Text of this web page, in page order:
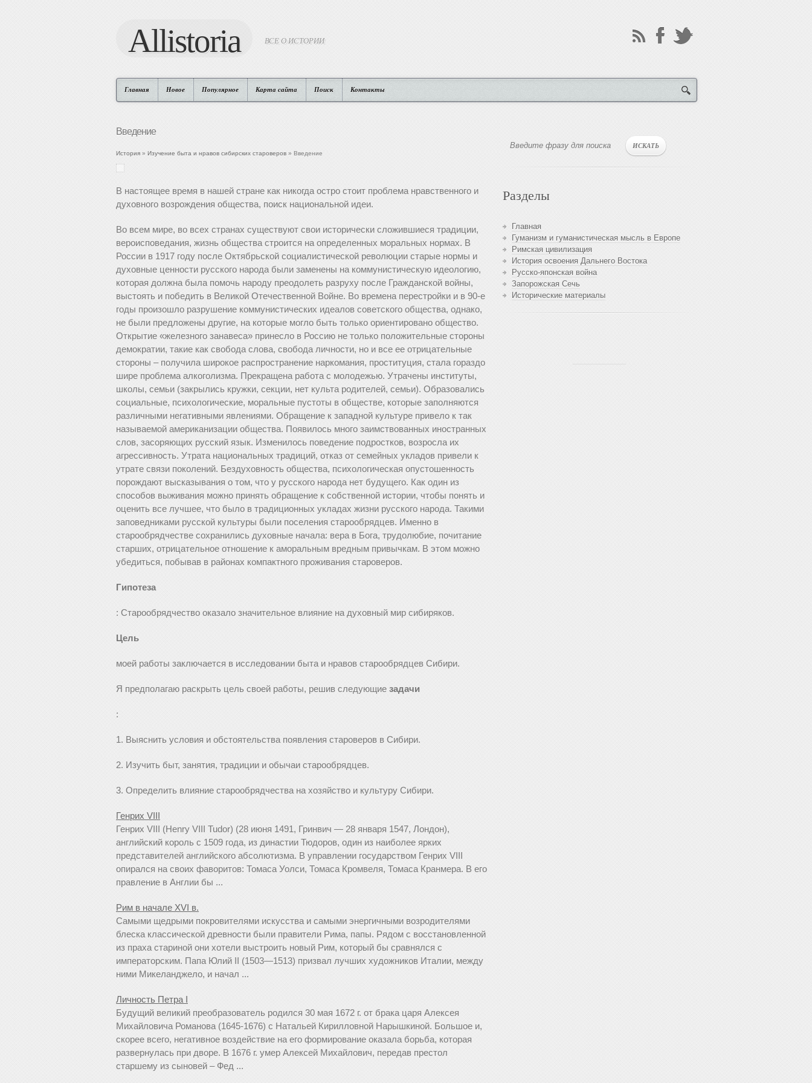
Allistoria ВСЕ О ИСТОРИИ
Главная Новое Популярное Карта сайта Поиск Контакты
Введение
История » Изучение быта и нравов сибирских староверов » Введение
В настоящее время в нашей стране как никогда остро стоит проблема нравственного и
духовного возрождения общества, поиск национальной идеи.
Во всем мире, во всех странах существуют свои исторически сложившиеся традиции,
вероисповедания, жизнь общества строится на определенных моральных нормах. В
России в 1917 году после Октябрьской социалистической революции старые нормы и
духовные ценности русского народа были заменены на коммунистическую идеологию,
которая должна была помочь народу преодолеть разруху после Гражданской войны,
выстоять и победить в Великой Отечественной Войне. Во времена перестройки и в 90-е
годы произошло разрушение коммунистических идеалов советского общества, однако,
не были предложены другие, на которые могло быть только ориентировано общество.
Открытие «железного занавеса» принесло в Россию не только положительные стороны
демократии, такие как свобода слова, свобода личности, но и все ее отрицательные
стороны – получила широкое распространение наркомания, проституция, стала гораздо
шире проблема алкоголизма. Прекращена работа с молодежью. Утрачены институты,
школы, семьи (закрылись кружки, секции, нет культа родителей, семьи). Образовались
социальные, психологические, моральные пустоты в обществе, которые заполняются
различными негативными явлениями. Обращение к западной культуре привело к так
называемой американизации общества. Появилось много заимствованных иностранных
слов, засоряющих русский язык. Изменилось поведение подростков, возросла их
агрессивность. Утрата национальных традиций, отказ от семейных укладов привели к
утрате связи поколений. Бездуховность общества, психологическая опустошенность
порождают высказывания о том, что у русского народа нет будущего. Как один из
способов выживания можно принять обращение к собственной истории, чтобы понять и
оценить все лучшее, что было в традиционных укладах жизни русского народа. Такими
заповедниками русской культуры были поселения старообрядцев. Именно в
старообрядчестве сохранились духовные начала: вера в Бога, трудолюбие, почитание
старших, отрицательное отношение к аморальным вредным привычкам. В этом можно
убедиться, побывав в районах компактного проживания староверов.
Гипотеза
: Старообрядчество оказало значительное влияние на духовный мир сибиряков.
Цель
моей работы заключается в исследовании быта и нравов старообрядцев Сибири.
Я предполагаю раскрыть цель своей работы, решив следующие задачи
:
1. Выяснить условия и обстоятельства появления староверов в Сибири.
2. Изучить быт, занятия, традиции и обычаи старообрядцев.
3. Определить влияние старообрядчества на хозяйство и культуру Сибири.
Генрих VIII
Генрих VIII (Henry VIII Tudor) (28 июня 1491, Гринвич — 28 января 1547, Лондон),
английский король с 1509 года, из династии Тюдоров, один из наиболее ярких
представителей английского абсолютизма. В управлении государством Генрих VIII
опирался на своих фаворитов: Томаса Уолси, Томаса Кромвеля, Томаса Кранмера. В его
правление в Англии бы ...
Рим в начале XVI в.
Самыми щедрыми покровителями искусства и самыми энер­гичными возродителями
блеска классической древности были правители Рима, папы. Рядом с восстановленной
из праха стари­ной они хотели выстроить новый Рим, который бы сравнялся с
императорским. Папа Юлий II (1503—1513) призвал лучших ху­дожников Италии, между
ними Микеланджело, и начал ...
Личность Петра I
Будущий великий преобразователь родился 30 мая 1672 г. от брака царя Алексея
Михайловича Романова (1645-1676) с Натальей Кирилловной Нарышкиной. Большое и,
скорее всего, негативное воздействие на его формирование оказала борьба, которая
развернулась при дворе. В 1676 г. умер Алексей Михайлович, передав престол
старшему из сыновей – Фед ...
Разделы
Главная
Гуманизм и гуманистическая мысль в Европе
Римская цивилизация
История освоения Дальнего Востока
Русско-японская война
Запорожская Сечь
Исторические материалы